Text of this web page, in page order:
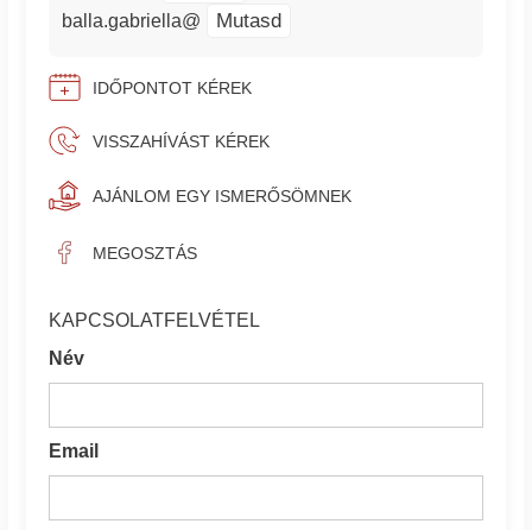
balla.gabriella@ Mutasd
IDŐPONTOT KÉREK
VISSZAHÍVÁST KÉREK
AJÁNLOM EGY ISMERŐSÖMNEK
MEGOSZTÁS
KAPCSOLATFELVÉTEL
Név
Email